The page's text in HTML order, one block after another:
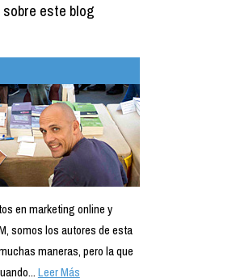
este blog
en marketing online y
somos los autores de esta
maneras, pero la que
Leer Más